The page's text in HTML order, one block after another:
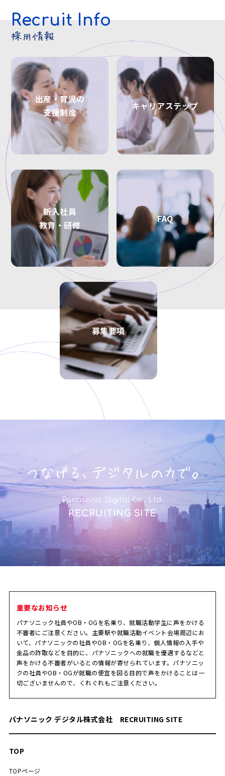
Recruit Info
出産・育児の
支援制度
キャリアステップ
新入社員
教育・研修
FAQ
募集要項
Panasonic Digital Co., Ltd.
RECRUITING SITE
重要なお知らせ
パナソニック社員やOB・OGを名乗り、就職活動学生に声をかける
不審者にご注意ください。主要駅や就職活動イベント会場周辺にお
いて、パナソニックの社員やOB・OGを名乗り、個人情報の入手や
金品の詐取などを目的に、パナソニックへの就職を優遇するなどと
声をかける不審者がいるとの情報が寄せられています。パナソニッ
クの社員やOB・OGが就職の便宜を図る目的で声をかけることは一
切ございませんので、くれぐれもご注意ください。
パナソニック デジタル株式会社 RECRUITING SITE
TOP
TOPページ